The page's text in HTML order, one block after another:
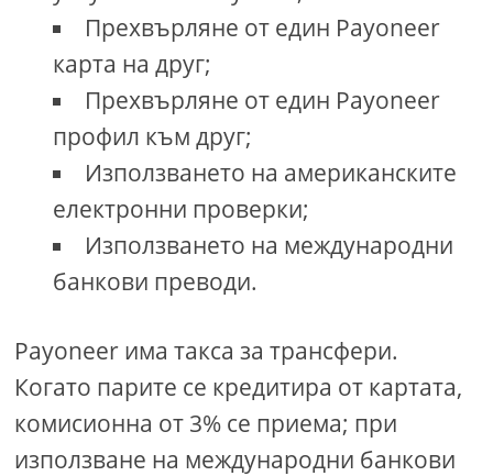
Прехвърляне от един Payoneer
карта на друг;
Прехвърляне от един Payoneer
профил към друг;
Използването на американските
електронни проверки;
Използването на международни
банкови преводи.
Payoneer има такса за трансфери.
Когато парите се кредитира от картата,
комисионна от 3% се приема; при
използване на международни банкови